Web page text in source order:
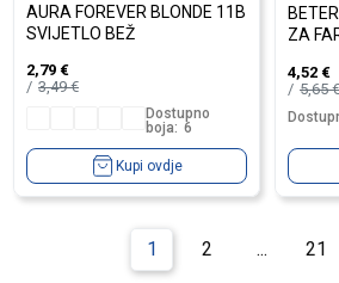
AURA FOREVER BLONDE 11B
SVIJETLO BEŽ
2,79 €
3,49€
Dostupno
boja: 6
Kupi ovdje
ZA
4,52 €
5,65€
1 2 ... 21